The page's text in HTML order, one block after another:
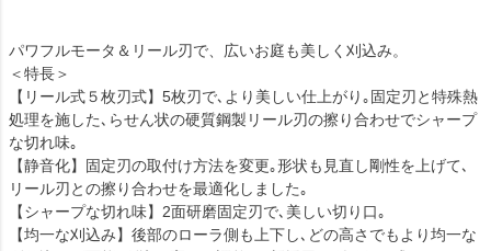
パワフルモータ＆リール刃で、広いお庭も美しく刈込み。
＜特長＞
【リール式５枚刃式】5枚刃で､より美しい仕上がり｡固定刃と特殊熱
処理を施した､らせん状の硬質鋼製リール刃の擦り合わせでシャープ
な切れ味｡
【静音化】固定刃の取付け方法を変更｡形状も見直し剛性を上げて､
リール刃との擦り合わせを最適化しました｡
【シャープな切れ味】2面研磨固定刃で､美しい切り口｡
【均一な刈込み】後部のローラ側も上下し､どの高さでもより均一な